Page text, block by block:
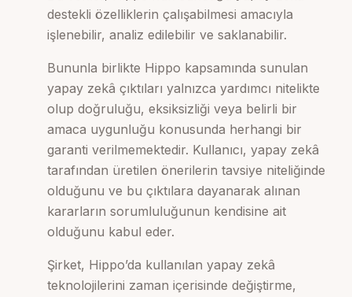
destekli özelliklerin çalışabilmesi amacıyla
işlenebilir, analiz edilebilir ve saklanabilir.
Bununla birlikte Hippo kapsamında sunulan
yapay zekâ çıktıları yalnızca yardımcı nitelikte
olup doğruluğu, eksiksizliği veya belirli bir
amaca uygunluğu konusunda herhangi bir
garanti verilmemektedir. Kullanıcı, yapay zekâ
tarafından üretilen önerilerin tavsiye niteliğinde
olduğunu ve bu çıktılara dayanarak alınan
kararların sorumluluğunun kendisine ait
olduğunu kabul eder.
Şirket, Hippo’da kullanılan yapay zekâ
teknolojilerini zaman içerisinde değiştirme,